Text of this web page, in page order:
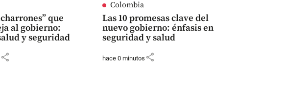
que
al gobierno:
y seguridad
share
Colombia
Las 10 promesas clave del
nuevo gobierno: énfasis en
seguridad y salud
hace 0 minutos share